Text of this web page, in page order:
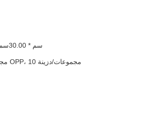
40.00سم * 30.00سم * 8.00سم
1 مجموعة/حقيبة OPP، 10 مجموعات/دزينة